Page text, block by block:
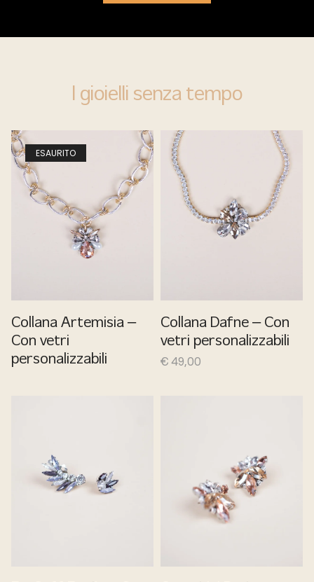
I gioielli senza tempo
ESAURITO
Collana Artemisia –
Con vetri
personalizzabili
Collana Dafne – Con
vetri personalizzabili
€49,00